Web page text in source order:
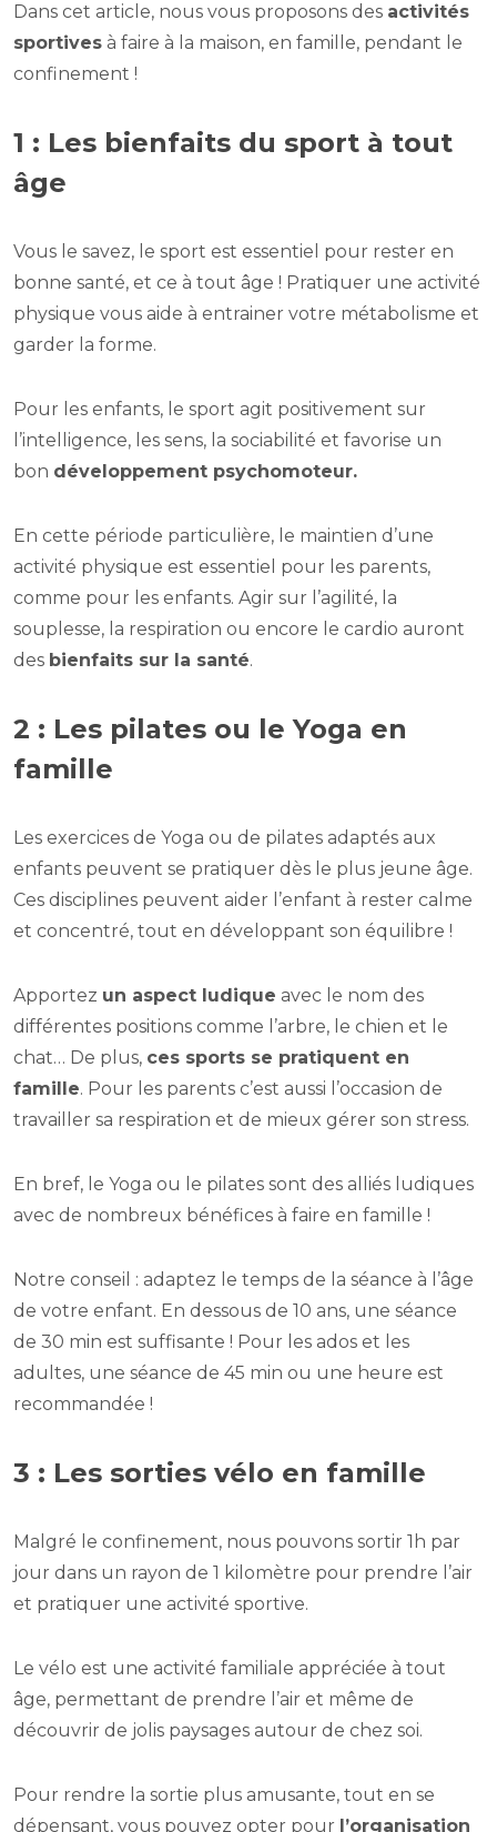
Dans cet article, nous vous proposons des activités
sportives à faire à la maison, en famille, pendant le
confinement !
1 : Les bienfaits du sport à tout
âge
Vous le savez, le sport est essentiel pour rester en
bonne santé, et ce à tout âge ! Pratiquer une activité
physique vous aide à entrainer votre métabolisme et
garder la forme.
Pour les enfants, le sport agit positivement sur
l’intelligence, les sens, la sociabilité et favorise un
bon développement psychomoteur.
En cette période particulière, le maintien d’une
activité physique est essentiel pour les parents,
comme pour les enfants. Agir sur l’agilité, la
souplesse, la respiration ou encore le cardio auront
des bienfaits sur la santé.
2 : Les pilates ou le Yoga en
famille
Les exercices de Yoga ou de pilates adaptés aux
enfants peuvent se pratiquer dès le plus jeune âge.
Ces disciplines peuvent aider l’enfant à rester calme
et concentré, tout en développant son équilibre !
Apportez un aspect ludique avec le nom des
différentes positions comme l’arbre, le chien et le
chat… De plus, ces sports se pratiquent en
famille. Pour les parents c’est aussi l’occasion de
travailler sa respiration et de mieux gérer son stress.
En bref, le Yoga ou le pilates sont des alliés ludiques
avec de nombreux bénéfices à faire en famille !
Notre conseil : adaptez le temps de la séance à l’âge
de votre enfant. En dessous de 10 ans, une séance
de 30 min est suffisante ! Pour les ados et les
adultes, une séance de 45 min ou une heure est
recommandée !
3 : Les sorties vélo en famille
Malgré le confinement, nous pouvons sortir 1h par
jour dans un rayon de 1 kilomètre pour prendre l’air
et pratiquer une activité sportive.
Le vélo est une activité familiale appréciée à tout
âge, permettant de prendre l’air et même de
découvrir de jolis paysages autour de chez soi.
Pour rendre la sortie plus amusante, tout en se
dépensant, vous pouvez opter pour l’organisation